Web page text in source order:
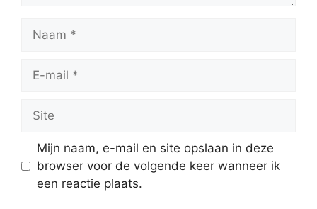
mail
Mijn naam, e-mail en site opslaan in deze
browser voor de volgende keer wanneer ik
een reactie plaats.